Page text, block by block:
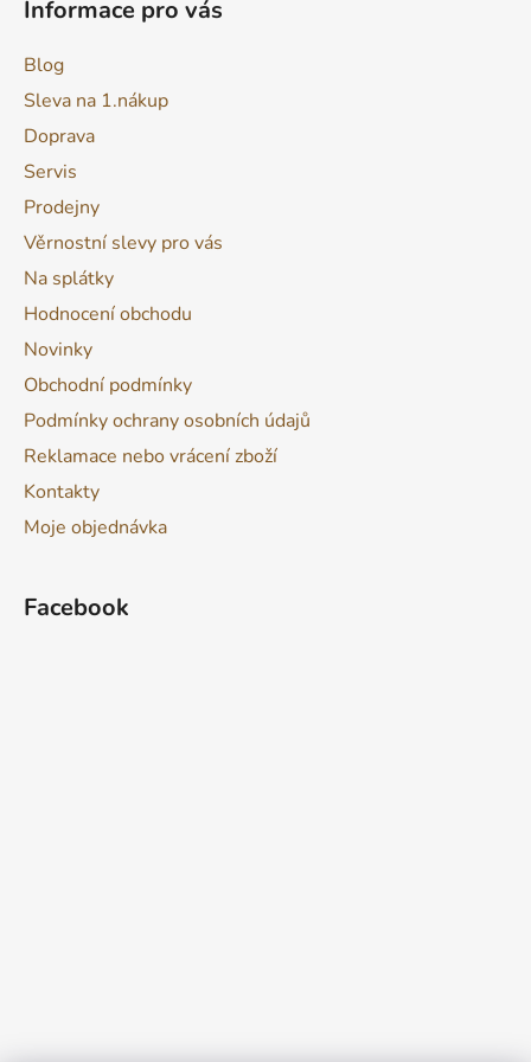
Informace pro vás
Blog
Sleva na 1.nákup
Doprava
Servis
Prodejny
Věrnostní slevy pro vás
Na splátky
Hodnocení obchodu
Novinky
Obchodní podmínky
Podmínky ochrany osobních údajů
Reklamace nebo vrácení zboží
Kontakty
Moje objednávka
Facebook